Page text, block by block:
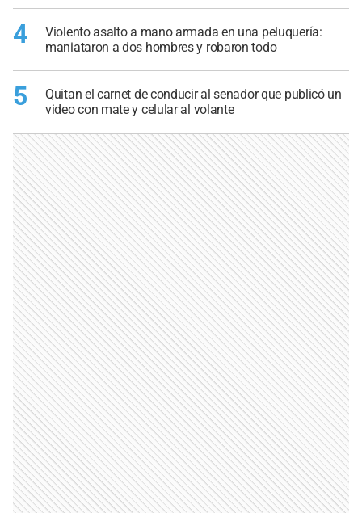
4
Violento asalto a mano armada en una peluquería:
maniataron a dos hombres y robaron todo
5
Quitan el carnet de conducir al senador que publicó un
video con mate y celular al volante